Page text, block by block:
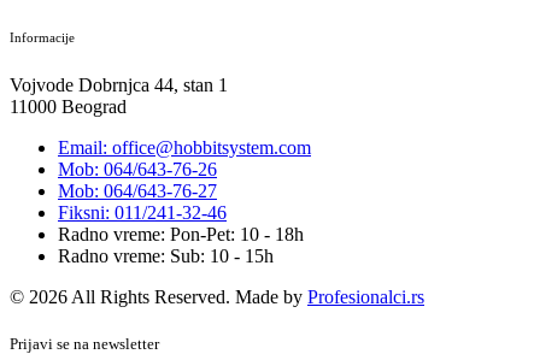
Informacije
Vojvode Dobrnjca 44, stan 1
11000 Beograd
Email: office@hobbitsystem.com
Mob: 064/643-76-26
Mob: 064/643-76-27
Fiksni: 011/241-32-46
Radno vreme: Pon-Pet: 10 - 18h
Radno vreme: Sub: 10 - 15h
© 2026 All Rights Reserved. Made by Profesionalci.rs
Prijavi se na newsletter